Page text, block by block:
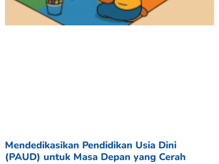
Mendedikasikan Pendidikan Usia Dini
(PAUD) untuk Masa Depan yang Cerah